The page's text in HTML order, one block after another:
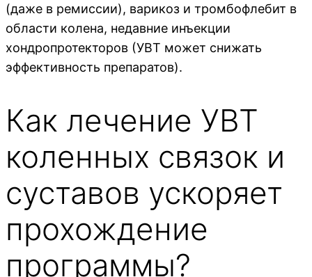
(даже в ремиссии), варикоз и тромбофлебит в
области колена, недавние инъекции
хондропротекторов (УВТ может снижать
эффективность препаратов).
Как лечение УВТ
коленных связок и
суставов ускоряет
прохождение
программы?